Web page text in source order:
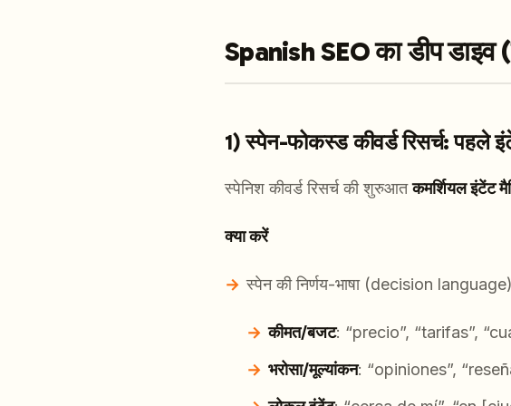
Spanish SEO का डीप
1) स्पेन-फोकस्ड कीवर्ड रिसर्च: पहले
स्पेनिश कीवर्ड रिसर्च की शुरुआतकमर्शियल इंटेंट
क्या करें
स्पेन की निर्णय-भाषा (decision
कीमत/बजट: “precio”, “tarifas”,
भरोसा/मूल्यांकन: “opiniones”,